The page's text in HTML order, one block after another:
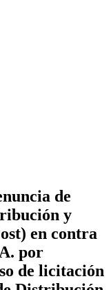
de
y
en contra
por
de licitación